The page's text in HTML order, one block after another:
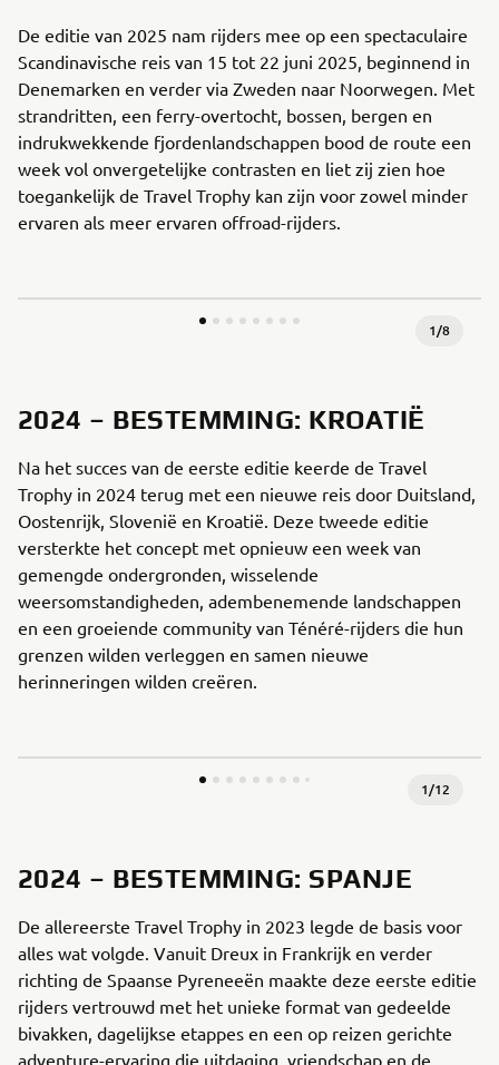
De editie van 2025 nam rijders mee op een spectaculaire
Scandinavische reis van 15 tot 22 juni 2025, beginnend in
Denemarken en verder via Zweden naar Noorwegen. Met
strandritten, een ferry-overtocht, bossen, bergen en
indrukwekkende fjordenlandschappen bood de route een
week vol onvergetelijke contrasten en liet zij zien hoe
toegankelijk de Travel Trophy kan zijn voor zowel minder
ervaren als meer ervaren offroad-rijders.
1/8
2024 – BESTEMMING: KROATIË
Na het succes van de eerste editie keerde de Travel
Trophy in 2024 terug met een nieuwe reis door Duitsland,
Oostenrijk, Slovenië en Kroatië. Deze tweede editie
versterkte het concept met opnieuw een week van
gemengde ondergronden, wisselende
weersomstandigheden, adembenemende landschappen
en een groeiende community van Ténéré-rijders die hun
grenzen wilden verleggen en samen nieuwe
herinneringen wilden creëren.
1/12
2024 – BESTEMMING: SPANJE
De allereerste Travel Trophy in 2023 legde de basis voor
alles wat volgde. Vanuit Dreux in Frankrijk en verder
richting de Spaanse Pyreneeën maakte deze eerste editie
rijders vertrouwd met het unieke format van gedeelde
bivakken, dagelijkse etappes en een op reizen gerichte
adventure-ervaring die uitdaging, vriendschap en de